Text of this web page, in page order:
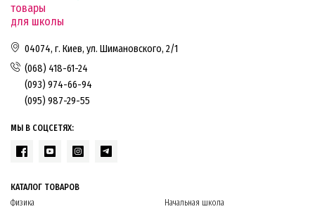
товары
для школы
04074, г. Киев, ул. Шимановского, 2/1
(068) 418-61-24
(093) 974-66-94
(095) 987-29-55
МЫ В СОЦСЕТЯХ:
КАТАЛОГ ТОВАРОВ
Физика
Начальная школа